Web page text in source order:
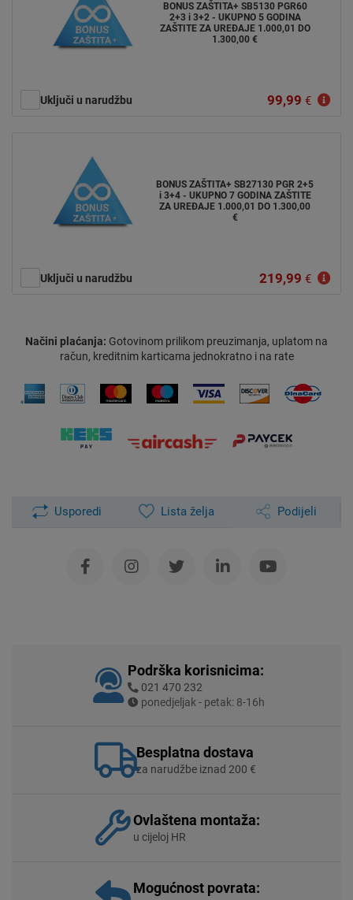
BONUS ZAŠTITA+ SB5130 PGR60
2+3 i 3+2 - UKUPNO 5 GODINA
ZAŠTITE ZA UREĐAJE 1.000,01 DO
1.300,00 €
Uključi u narudžbu 99,99 €
BONUS ZAŠTITA+ SB27130 PGR 2+5
i 3+4 - UKUPNO 7 GODINA ZAŠTITE
ZA UREĐAJE 1.000,01 DO 1.300,00
€
Uključi u narudžbu 219,99 €
Načini plaćanja: Gotovinom prilikom preuzimanja, uplatom na
račun, kreditnim karticama jednokratno i na rate
Usporedi Lista želja Podijeli
Podrška korisnicima:
021 470 232
ponedjeljak - petak: 8-16h
Besplatna dostava
za narudžbe iznad 200 €
Ovlaštena montaža:
u cijeloj HR
Mogućnost povrata: